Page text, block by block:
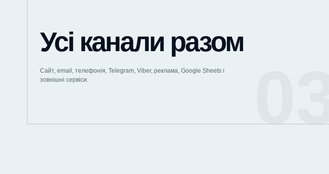
Усі канали разом
Сайт, email, телефонія, Telegram, Viber, реклама, Google Sheets і
зовнішні сервіси.